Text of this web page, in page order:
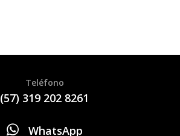
Teléfono
(57) 319 202 8261
WhatsApp